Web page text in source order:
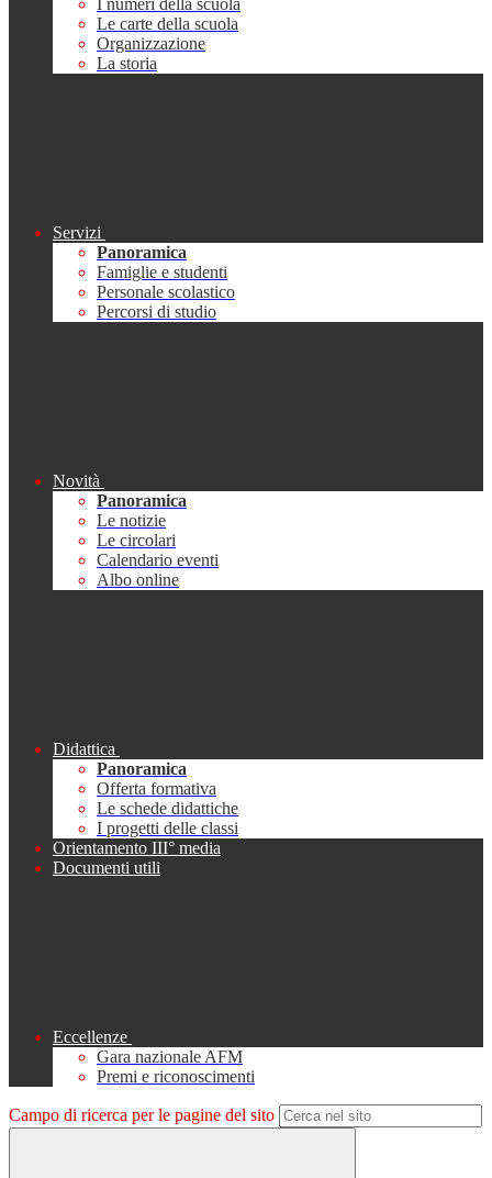
I numeri della scuola
Le carte della scuola
Organizzazione
La storia
Servizi
Panoramica
Famiglie e studenti
Personale scolastico
Percorsi di studio
Novità
Panoramica
Le notizie
Le circolari
Calendario eventi
Albo online
Didattica
Panoramica
Offerta formativa
Le schede didattiche
I progetti delle classi
Orientamento III° media
Documenti utili
Eccellenze
Gara nazionale AFM
Premi e riconoscimenti
Campo di ricerca per le pagine del sito